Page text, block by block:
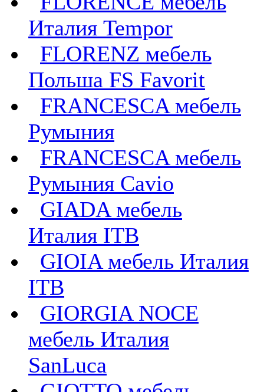
Италия Tempor
FLORENZ мебель
Польша FS Favorit
FRANCESCA мебель
Румыния
FRANCESCA мебель
Румыния Cavio
GIADA мебель
Италия ITB
GIOIA мебель Италия
ITB
GIORGIA NOCE
мебель Италия
SanLuca